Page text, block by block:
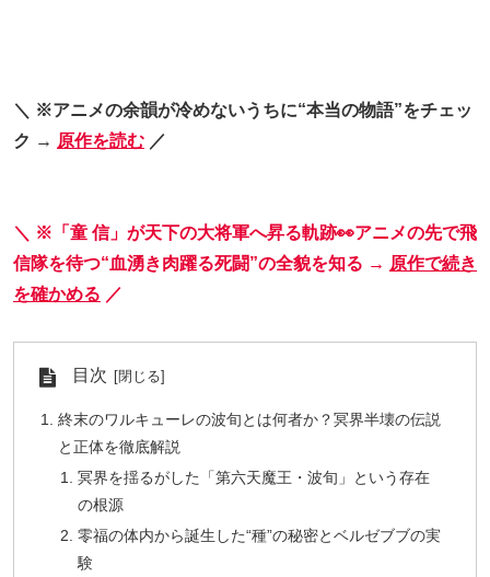
＼ ※アニメの余韻が冷めないうちに“本当の物語”をチェッ
ク → 原作を読む ／
＼ ※「童 信」が天下の大将軍へ昇る軌跡👀アニメの先で飛
信隊を待つ“血湧き肉躍る死闘”の全貌を知る → 原作で続き
を確かめる ／
目次
終末のワルキューレの波旬とは何者か？冥界半壊の伝説
と正体を徹底解説
冥界を揺るがした「第六天魔王・波旬」という存在
の根源
零福の体内から誕生した“種”の秘密とベルゼブブの実
験